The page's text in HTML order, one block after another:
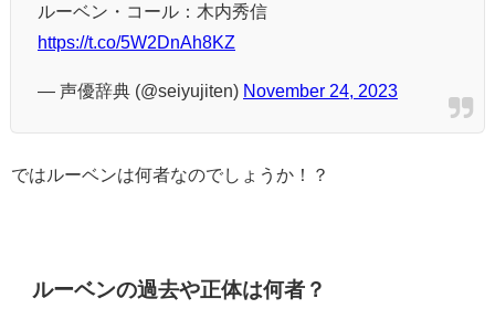
ルーベン・コール：⽊内秀信
https://t.co/5W2DnAh8KZ
— 声優辞典 (@seiyujiten) November 24, 2023
ではルーベンは何者なのでしょうか！？
ルーベンの過去や正体は何者？